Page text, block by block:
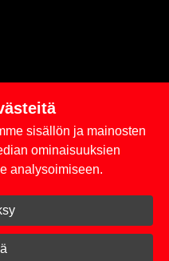
sisällön ja mainosten
ominaisuuksien
analysoimiseen.